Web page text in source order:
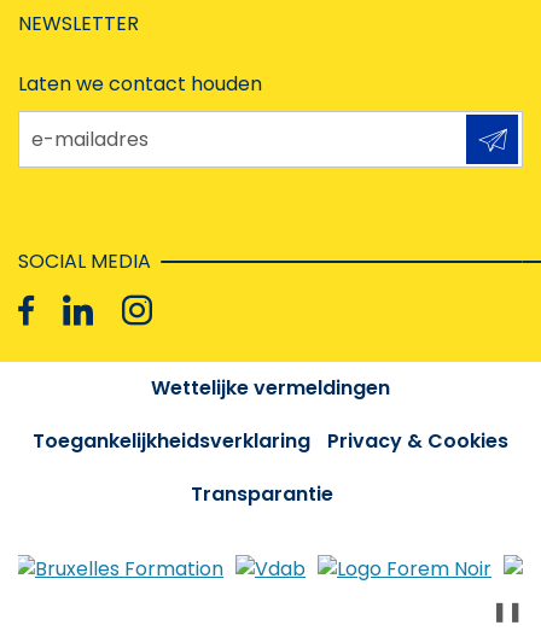
NEWSLETTER
Laten we contact houden
e-mailadres
SOCIAL MEDIA
Wettelijke vermeldingen
Toegankelijkheidsverklaring
Privacy & Cookies
Transparantie
❚❚